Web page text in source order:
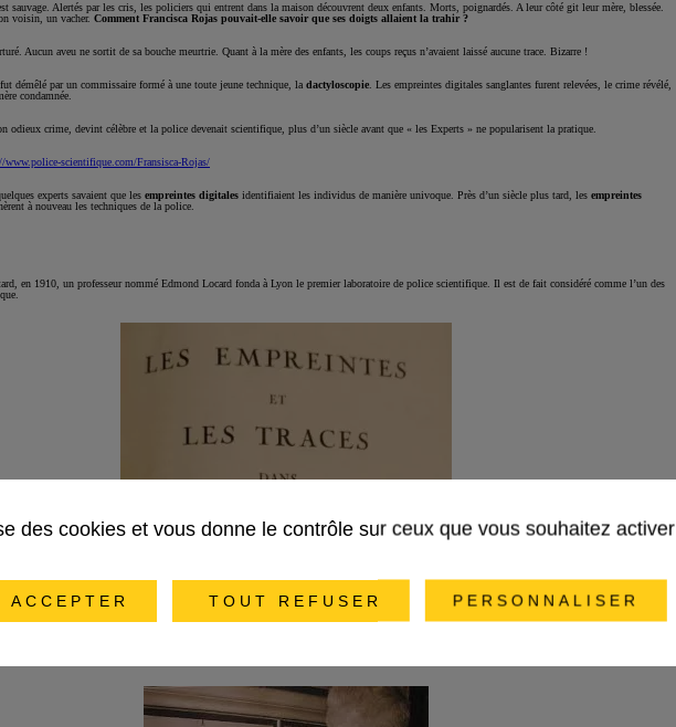
sauvage. Alertés par les cris, les policiers qui entrent dans la maison découvrent deux enfants. Morts, poignardés. A leur côté git leur mère, blessée.
voisin, un vacher. Comment Francisca Rojas pouvait-elle savoir que ses doigts allaient la trahir ?
Aucun aveu ne sortit de sa bouche meurtrie. Quant à la mère des enfants, les coups reçus n’avaient laissé aucune trace. Bizarre !
démêlé par un commissaire formé à une toute jeune technique, la dactyloscopie . Les empreintes digitales sanglantes furent relevées, le crime révélé,
condamnée.
odieux crime, devint célèbre et la police devenait scientifique, plus d’un siècle avant que « les Experts » ne popularisent la pratique.
www.police-scientifique.com/Fransisca-Rojas/
experts savaient que les empreintes digitales identifiaient les individus de manière univoque. Près d’un siècle plus tard, les empreintes
à nouveau les techniques de la police.
en 1910, un professeur nommé Edmond Locard fonda à Lyon le premier laboratoire de police scientifique. Il est de fait considéré comme l’un des
des cookies et vous donne le contrôle sur ceux que vous souhaitez activer
ACCEPTER TOUT REFUSER PERSONNALISER